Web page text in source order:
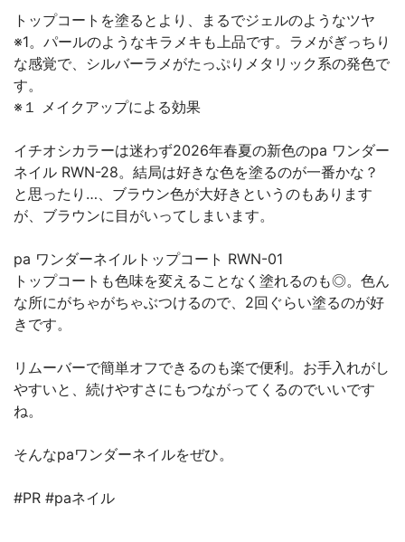
トップコートを塗るとより、まるでジェルのようなツヤ
※1。パールのようなキラメキも上品です。ラメがぎっちり
な感覚で、シルバーラメがたっぷりメタリック系の発色で
す。
※１ メイクアップによる効果
イチオシカラーは迷わず2026年春夏の新色のpa ワンダー
ネイル RWN-28。結局は好きな色を塗るのが一番かな？
と思ったり…、ブラウン色が大好きというのもあります
が、ブラウンに目がいってしまいます。
pa ワンダーネイルトップコート RWN-01
トップコートも色味を変えることなく塗れるのも◎。色ん
な所にがちゃがちゃぶつけるので、2回ぐらい塗るのが好
きです。
リムーバーで簡単オフできるのも楽で便利。お手入れがし
やすいと、続けやすさにもつながってくるのでいいです
ね。
そんなpaワンダーネイルをぜひ。
#PR #paネイル